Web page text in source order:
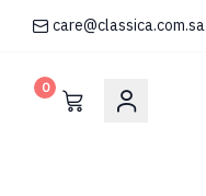
care@classica.com.sa
0